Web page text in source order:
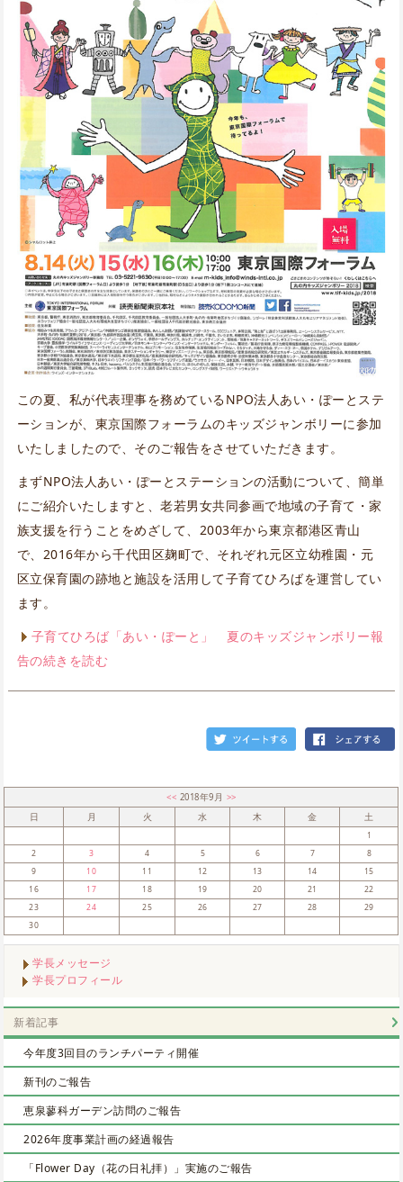
この夏、私が代表理事を務めているNPO法人あい・ぽーとステ
ーションが、東京国際フォーラムのキッズジャンボリーに参加
いたしましたので、そのご報告をさせていただきます。
まずNPO法人あい・ぽーとステーションの活動について、簡単
にご紹介いたしますと、老若男女共同参画で地域の子育て・家
族支援を行うことをめざして、2003年から東京都港区青山
で、2016年から千代田区麹町で、それぞれ元区立幼稚園・元
区立保育園の跡地と施設を活用して子育てひろばを運営してい
ます。
子育てひろば「あい・ぽーと」 夏のキッズジャンボリー報
告の続きを読む
<< 2018年9月 >>
日
月 火 水 木 金 土
1
2
3 4 5 6 7
8
9
10 11 12 13 14
15
16
17 18 19 20 21
22
23
24 25 26 27 28
29
30
学長メッセージ
学長プロフィール
新着記事
今年度3回目のランチパーティ開催
新刊のご報告
恵泉蓼科ガーデン訪問のご報告
2026年度事業計画の経過報告
「Flower Day（花の日礼拝）」実施のご報告